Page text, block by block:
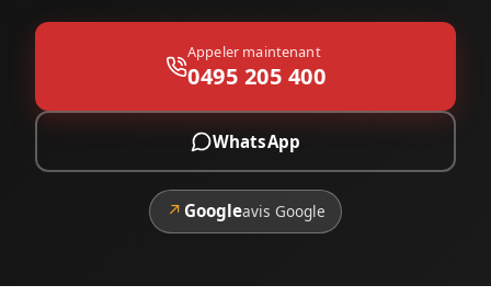
Appeler maintenant
0495 205 400
WhatsApp
↗ Googleavis Google